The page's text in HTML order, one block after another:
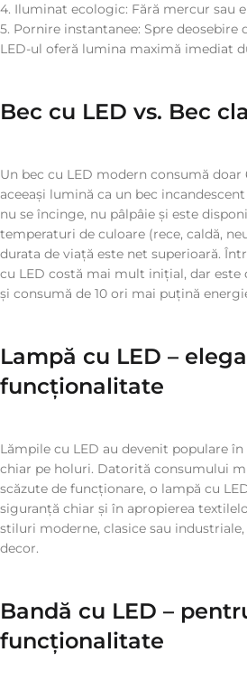
4. Iluminat ecologic: Fără mercur sau
5. Pornire instantanee: Spre deosebire
LED-ul oferă lumina maximă imediat
Bec cu LED vs. Bec
Un bec cu LED modern consumă
aceeași lumină ca un bec
nu se încinge, nu pâlpâie și este
temperaturi de culoare (rece, caldă,
durata de viață este net superioară.
cu LED costă mai mult inițial, dar este
și consumă de 10 ori mai puțină
Lampă cu LED –
funcționalitate
Lămpile cu LED au devenit populare
chiar pe holuri. Datorită consumului
scăzute de funcționare, o lampă cu
siguranță chiar și în apropierea
stiluri moderne, clasice sau
decor.
Bandă cu LED –
funcționalitate